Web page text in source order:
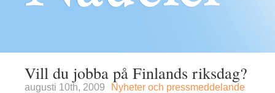
Vill du jobba på Finlands riksdag?
augusti 10th, 2009 Nyheter och pressmeddelande